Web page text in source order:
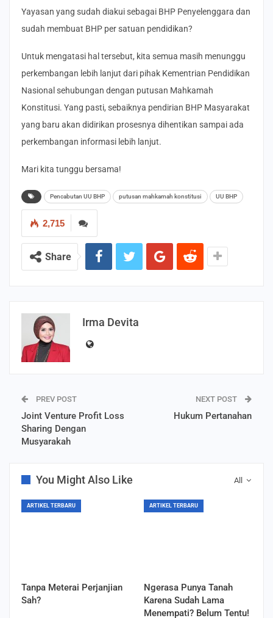
Yayasan yang sudah diakui sebagai BHP Penyelenggara dan
sudah membuat BHP per satuan pendidikan?
Untuk mengatasi hal tersebut, kita semua masih menunggu
perkembangan lebih lanjut dari pihak Kementrian Pendidikan
Nasional sehubungan dengan putusan Mahkamah
Konstitusi. Yang pasti, sebaiknya pendirian BHP Masyarakat
yang baru akan didirikan prosesnya dihentikan sampai ada
perkembangan informasi lebih lanjut.
Mari kita tunggu bersama!
Pencabutan UU BHP putusan mahkamah konstitusi UU BHP
2,715
Share
Irma Devita
PREV POST
Joint Venture Profit Loss
Sharing Dengan
Musyarakah
NEXT POST
Hukum Pertanahan
All
You Might Also Like
ARTIKEL TERBARU
Tanpa Meterai Perjanjian
Sah?
ARTIKEL TERBARU
Ngerasa Punya Tanah
Karena Sudah Lama
Menempati? Belum Tentu!